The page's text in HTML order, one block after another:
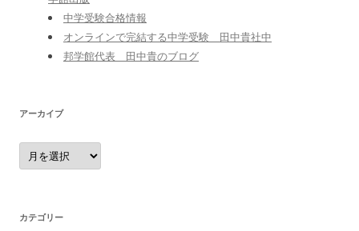
中学受験合格情報
オンラインで完結する中学受験 田中貴社中
邦学館代表 田中貴のブログ
アーカイブ
ア
ー
カ
カテゴリー